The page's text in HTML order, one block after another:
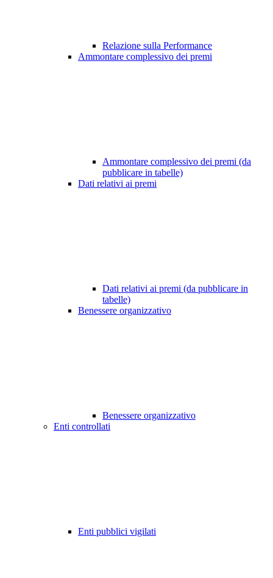
Relazione sulla Performance
Ammontare complessivo dei premi
Ammontare complessivo dei premi (da
pubblicare in tabelle)
Dati relativi ai premi
Dati relativi ai premi (da pubblicare in
tabelle)
Benessere organizzativo
Benessere organizzativo
Enti controllati
Enti pubblici vigilati